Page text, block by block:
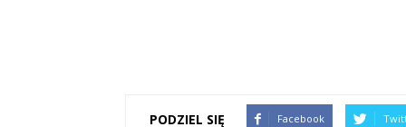
PODZIEL SIĘ Facebook